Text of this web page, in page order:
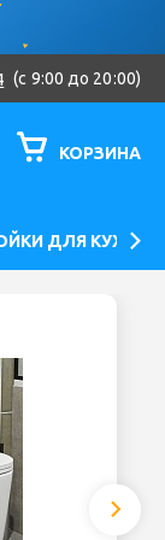
(c 9:00 до 20:00)
КОРЗИНА
ДЛЯ КУХНИ